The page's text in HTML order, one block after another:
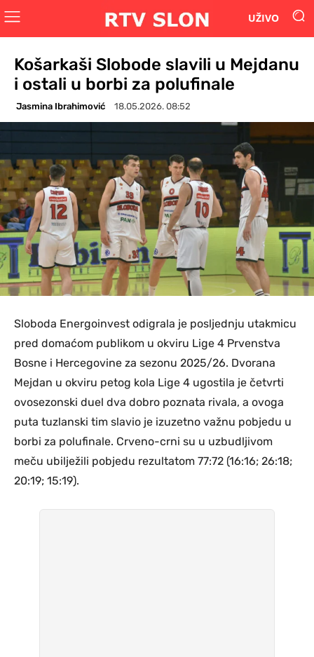
UŽIVO
Košarkaši Slobode slavili u Mejdanu
i ostali u borbi za polufinale
Jasmina Ibrahimović 18.05.2026. 08:52
Sloboda Energoinvest odigrala je posljednju utakmicu
pred domaćom publikom u okviru Lige 4 Prvenstva
Bosne i Hercegovine za sezonu 2025/26. Dvorana
Mejdan u okviru petog kola Lige 4 ugostila je četvrti
ovosezonski duel dva dobro poznata rivala, a ovoga
puta tuzlanski tim slavio je izuzetno važnu pobjedu u
borbi za polufinale. Crveno-crni su u uzbudljivom
meču ubilježili pobjedu rezultatom 77:72 (16:16; 26:18;
20:19; 15:19).